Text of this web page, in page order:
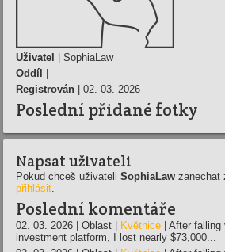
Uživatel
| SophiaLaw
Oddíl
Registrován
| 02. 03. 2026
Poslední přidané fotky
Napsat uživateli
Pokud chceš uživateli SophiaLaw zanechat
přihlásit
Poslední komentáře
02. 03. 2026 | Oblast | Květnice | After
investment platform, I lost nearly $73,000...